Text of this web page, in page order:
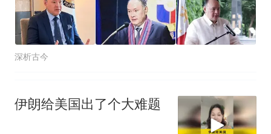
深析古今
伊朗给美国出了个大难题